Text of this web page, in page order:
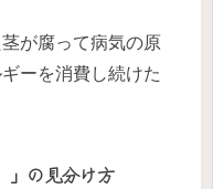
が腐って病気の原
ーを消費し続けた
」の見分け方